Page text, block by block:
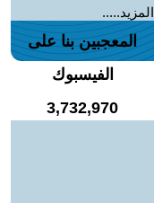
المزيد.....
المعجبين بنا على
الفيسبوك
3,732,970